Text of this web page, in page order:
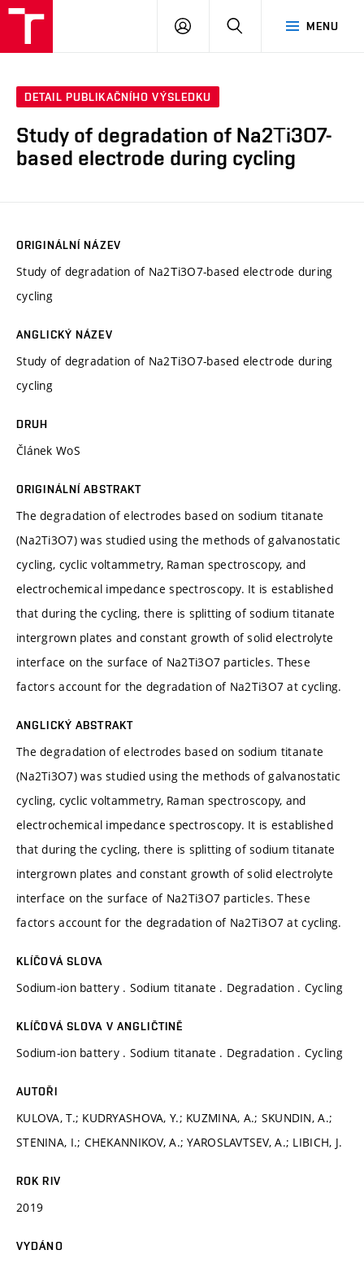
MENU
PŘIHLÁSIT
DETAIL PUBLIKAČNÍHO VÝSLEDKU
Study of degradation of Na2Тi3O7-
based electrode during cycling
ORIGINÁLNÍ NÁZEV
Study of degradation of Na2Тi3O7-based electrode during
cycling
ANGLICKÝ NÁZEV
Study of degradation of Na2Тi3O7-based electrode during
cycling
DRUH
Článek WoS
ORIGINÁLNÍ ABSTRAKT
The degradation of electrodes based on sodium titanate
(Na2Ti3O7) was studied using the methods of galvanostatic
cycling, cyclic voltammetry, Raman spectroscopy, and
electrochemical impedance spectroscopy. It is established
that during the cycling, there is splitting of sodium titanate
intergrown plates and constant growth of solid electrolyte
interface on the surface of Na2Ti3O7 particles. These
factors account for the degradation of Na2Ti3O7 at cycling.
ANGLICKÝ ABSTRAKT
The degradation of electrodes based on sodium titanate
(Na2Ti3O7) was studied using the methods of galvanostatic
cycling, cyclic voltammetry, Raman spectroscopy, and
electrochemical impedance spectroscopy. It is established
that during the cycling, there is splitting of sodium titanate
intergrown plates and constant growth of solid electrolyte
interface on the surface of Na2Ti3O7 particles. These
factors account for the degradation of Na2Ti3O7 at cycling.
KLÍČOVÁ SLOVA
Sodium-ion battery . Sodium titanate . Degradation . Cycling
KLÍČOVÁ SLOVA V ANGLIČTINĚ
Sodium-ion battery . Sodium titanate . Degradation . Cycling
AUTOŘI
KULOVA, T.; KUDRYASHOVA, Y.; KUZMINA, A.; SKUNDIN, A.;
STENINA, I.; CHEKANNIKOV, A.; YAROSLAVTSEV, A.; LIBICH, J.
ROK RIV
2019
VYDÁNO